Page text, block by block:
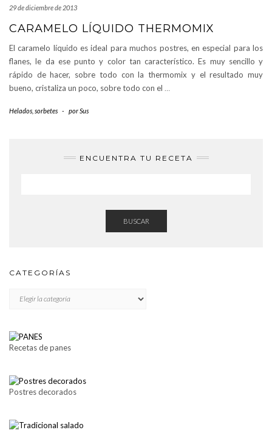
29 de diciembre de 2013
CARAMELO LÍQUIDO THERMOMIX
El caramelo líquido es ideal para muchos postres, en especial para los
flanes, le da ese punto y color tan característico. Es muy sencillo y
rápido de hacer, sobre todo con la thermomix y el resultado muy
bueno, cristaliza un poco, sobre todo con el …
Helados, sorbetes - porSus
ENCUENTRA TU RECETA
BUSCAR
CATEGORÍAS
Recetas de panes
Postres decorados